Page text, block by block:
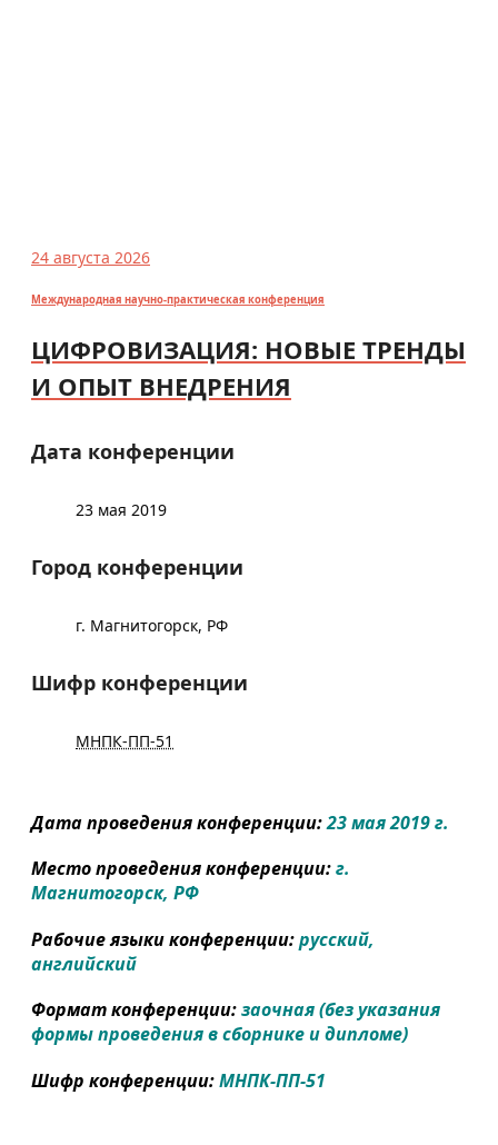
24 августа 2026
Международная научно-практическая конференция
ЦИФРОВИЗАЦИЯ: НОВЫЕ ТРЕНДЫ
И ОПЫТ ВНЕДРЕНИЯ
Дата конференции
23 мая 2019
Город конференции
г. Магнитогорск, РФ
Шифр конференции
МНПК-ПП-51
Дата проведения конференции:23 мая 2019 г.
Место проведения конференции:г.
Магнитогорск, РФ
Рабочие языки конференции:русский,
английский
Формат конференции:заочная (без указания
формы проведения в сборнике и дипломе)
Шифр конференции:МНПК-ПП-51